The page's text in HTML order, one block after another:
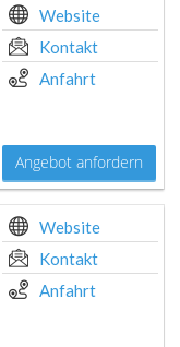
Website
Kontakt
Anfahrt
Angebot anfordern
Website
Kontakt
Anfahrt